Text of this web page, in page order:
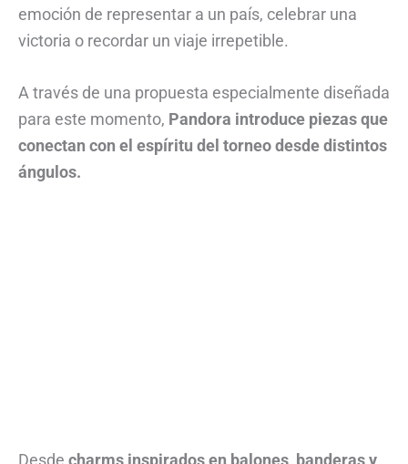
emoción de representar a un país, celebrar una
victoria o recordar un viaje irrepetible.
A través de una propuesta especialmente diseñada
para este momento, Pandora introduce piezas que
conectan con el espíritu del torneo desde distintos
ángulos.
Desde charms inspirados en balones, banderas y